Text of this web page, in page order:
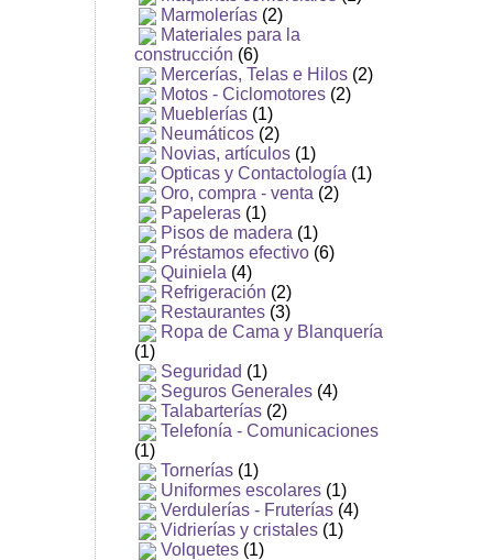
Marmolerías (2)
Materiales para la
construcción (6)
Mercerías, Telas e Hilos (2)
Motos - Ciclomotores (2)
Mueblerías (1)
Neumáticos (2)
Novias, artículos (1)
Opticas y Contactología (1)
Oro, compra - venta (2)
Papeleras (1)
Pisos de madera (1)
Préstamos efectivo (6)
Quiniela (4)
Refrigeración (2)
Restaurantes (3)
Ropa de Cama y Blanquería
(1)
Seguridad (1)
Seguros Generales (4)
Talabarterías (2)
Telefonía - Comunicaciones
(1)
Tornerías (1)
Uniformes escolares (1)
Verdulerías - Fruterías (4)
Vidrierías y cristales (1)
Volquetes (1)